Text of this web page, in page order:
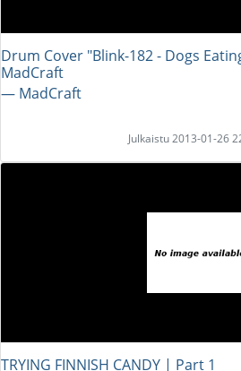
Drum Cover "Blink-182 - Dogs
MadCraft
― MadCraft
Julkaistu 2013-01-26
TRYING FINNISH CANDY | Part 1